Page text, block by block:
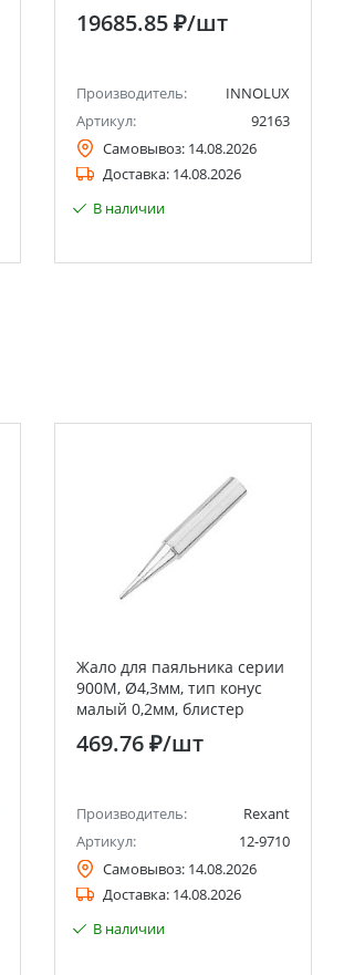
19685.85 ₽/шт
Производитель:
INNOLUX
Артикул:
92163
Самовывоз: 14.08.2026
Доставка: 14.08.2026
В наличии
Жало для паяльника серии
900М, Ø4,3мм, тип конус
малый 0,2мм, блистер
469.76 ₽/шт
Производитель:
Rexant
Артикул:
12-9710
Самовывоз: 14.08.2026
Доставка: 14.08.2026
В наличии